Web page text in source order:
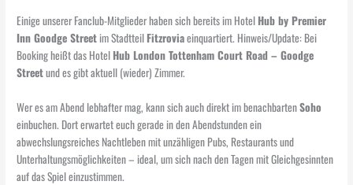
Einige unserer Fanclub-Mitglieder haben sich bereits im Hotel Hub by Premier
Inn Goodge Street im Stadtteil Fitzroviaeinquartiert. Hinweis/Update: Bei
Booking heißt das Hotel Hub London Tottenham Court Road – Goodge
Streetund es gibt aktuell (wieder) Zimmer.
Wer es am Abend lebhafter mag, kann sich auch direkt im benachbartenSoho
einbuchen. Dort erwartet euch gerade in den Abendstunden ein
abwechslungsreiches Nachtleben mit unzähligen Pubs, Restaurants und
Unterhaltungsmöglichkeiten – ideal, um sich nach den Tagen mit Gleichgesinnten
auf das Spiel einzustimmen.